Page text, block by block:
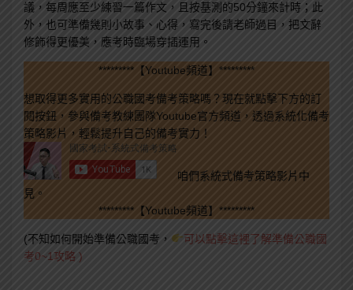
議，每周應至少練習一篇作文，且按基測的50分鐘來計時；此
外，也可準備幾則小故事、心得，寫完後請老師過目，把文辭
修飾得更優美，應考時臨場穿插運用。
*********【Youtube頻道】*********
想取得更多實用的公職國考備考策略嗎？現在就點擊下方的訂
閱按鈕，參與備考教練團隊Youtube官方頻道，透過系統化備考
策略影片，輕鬆提升自己的備考實力！
咱們系統式備考策略影片中
見。
*********【Youtube頻道】*********
(不知如何開始準備公職國考，
可以點擊這裡了解準備公職國
考0~1攻略 )